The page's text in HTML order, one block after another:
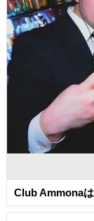
Club Ammona